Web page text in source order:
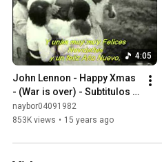
4:05
John Lennon - Happy Xmas
- (War is over) - Subtitulos
Español
naybor04091982
853K views • 15 years ago